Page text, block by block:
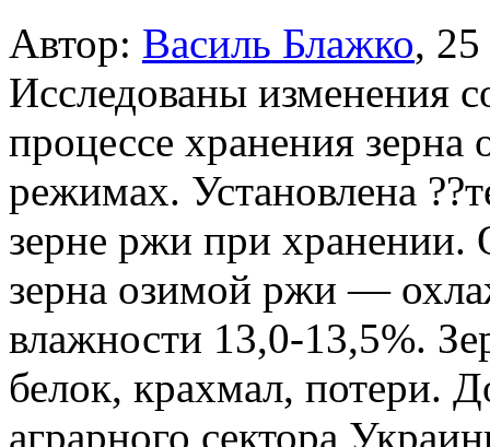
Автор: Василь Блажко,
Исследованы изменения
процессе хранения
режимах. Установлена
зерне ржи при
зерна озимой ржи —
влажности 13,0-13,5%.
белок, крахмал, потери.
аграрного сектора